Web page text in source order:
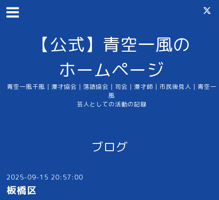
【公式】青空一風の
ホームページ
青空一風千風｜漫才協会｜落語協会｜司会｜漫才師｜市民後見人｜青空一
風
芸人としての活動の記録
ブログ
2025-09-15 20:57:00
板橋区